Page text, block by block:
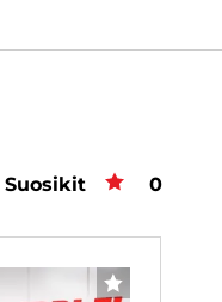
Suosikit 0
FAVORITER